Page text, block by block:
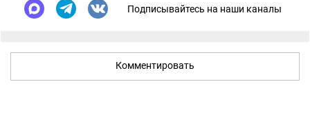
Подписывайтесь на наши каналы
Комментировать